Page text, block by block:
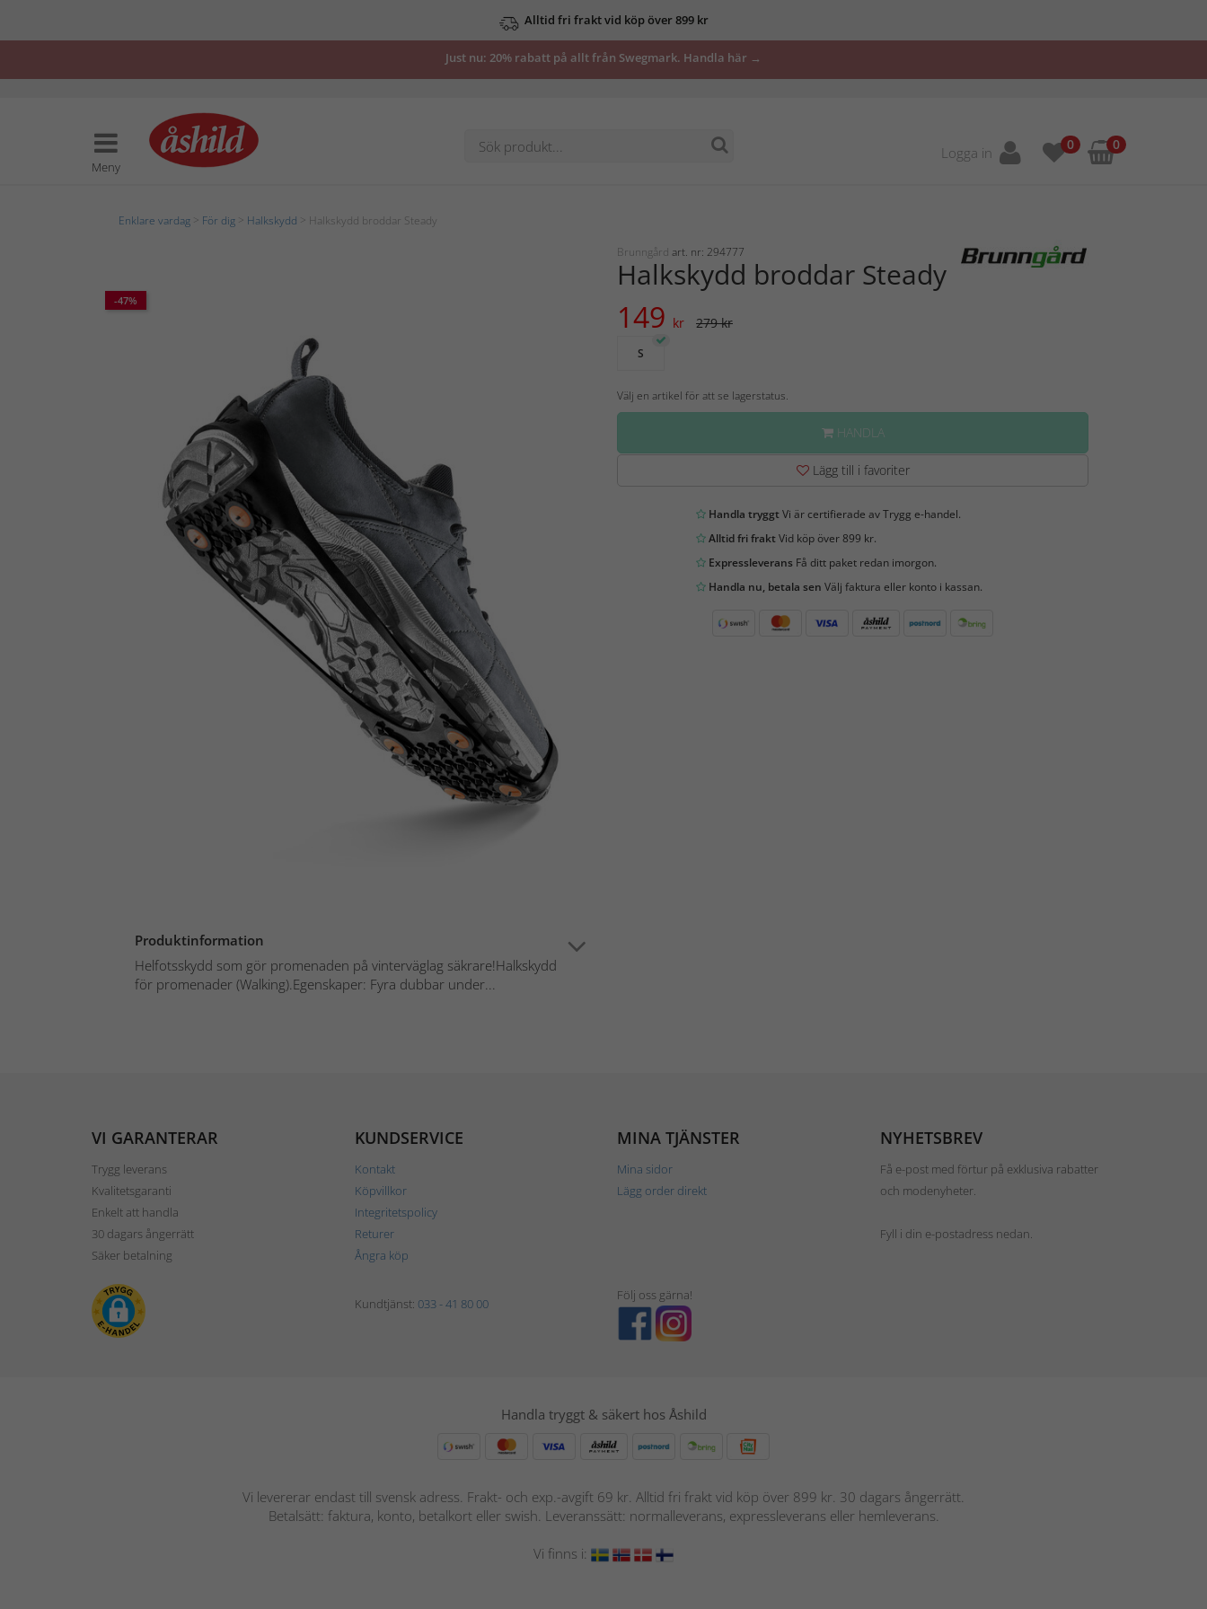
Alltid fri frakt vid köp över 899 kr
Just nu: 20% rabatt på allt från Swegmark. Handla här →
Meny
Logga in 0 0
Enklare vardag För dig Halkskydd > Halkskydd broddar Steady
-47%
Produktinformation
Helfotsskydd som gör promenaden på vinterväglag säkrare!Halkskydd
för promenader (Walking).Egenskaper: Fyra dubbar under...
Brunngård art. nr: 294777
Halkskydd broddar Steady
149 kr 279 kr
S
Välj en artikel för att se lagerstatus.
HANDLA
Lägg till i favoriter
Handla tryggtVi är certifierade av Trygg e-handel.
Alltid fri fraktVid köp över 899 kr.
ExpressleveransFå ditt paket redan imorgon.
Handla nu, betala sen Välj faktura eller konto i kassan.
VI GARANTERAR
Trygg leverans
Kvalitetsgaranti
Enkelt att handla
30 dagars ångerrätt
Säker betalning
KUNDSERVICE
Kontakt
Köpvillkor
Integritetspolicy
Returer
Ångra köp
MINA TJÄNSTER
Mina sidor
Lägg order direkt
NYHETSBREV
Få e-post med förtur på exklusiva rabatter
och modenyheter.
Fyll i din e-postadress nedan.
Kundtjänst: 033 - 41 80 00
Följ oss gärna!
Handla tryggt & säkert hos Åshild
Vi levererar endast till svensk adress. Frakt- och exp.-avgift 69 kr. Alltid fri frakt vid köp över 899 kr. 30 dagars ångerrätt.
Betalsätt: faktura, konto, betalkort eller swish. Leveranssätt: normalleverans, expressleverans eller hemleverans.
Vi finns i: